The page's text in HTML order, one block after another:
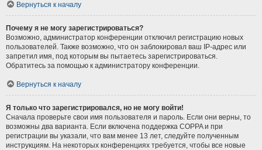
Вернуться к началу
Почему я не могу зарегистрироваться?
Возможно, администратор конференции отключил регистрацию новых
пользователей. Также возможно, что он заблокировал ваш IP-адрес или
запретил имя, под которым вы пытаетесь зарегистрироваться.
Обратитесь за помощью к администратору конференции.
Вернуться к началу
Я только что зарегистрировался, но не могу войти!
Сначала проверьте свои имя пользователя и пароль. Если они верны, то
возможны два варианта. Если включена поддержка COPPA и при
регистрации вы указали, что вам менее 13 лет, следуйте полученным
инструкциям. На некоторых конференциях требуется, чтобы все новые